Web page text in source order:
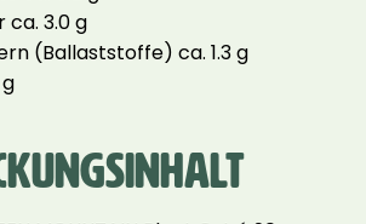
ca. 3.0 g
(Ballaststoffe) ca. 1.3 g